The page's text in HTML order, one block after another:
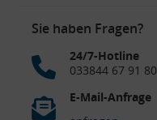
Sie haben Fragen?
24/7-Hotline
033844 67 91 80
E-Mail-Anfrage